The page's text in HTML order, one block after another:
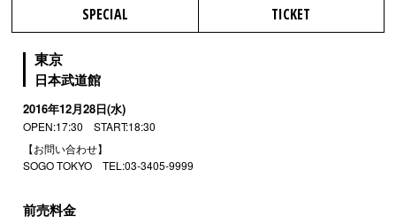
SPECIAL
TICKET
東京
日本武道館
2016年12月28日(水)
OPEN:17:30 START:18:30
【お問い合わせ】
SOGO TOKYO TEL:03-3405-9999
前売料金